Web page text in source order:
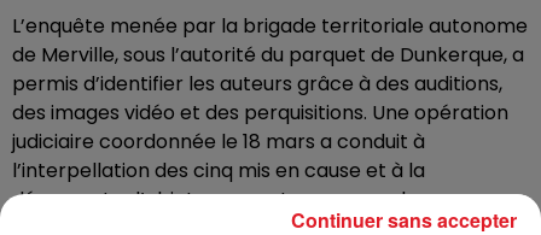
L’enquête menée par la brigade territoriale autonome
de Merville, sous l’autorité du parquet de Dunkerque, a
permis d’identifier les auteurs grâce à des auditions,
des images vidéo et des perquisitions. Une opération
judiciaire coordonnée le 18 mars a conduit à
l’interpellation des cinq mis en cause et à la
découverte d’objets pouvant correspondre aux
Continuer sans accepter